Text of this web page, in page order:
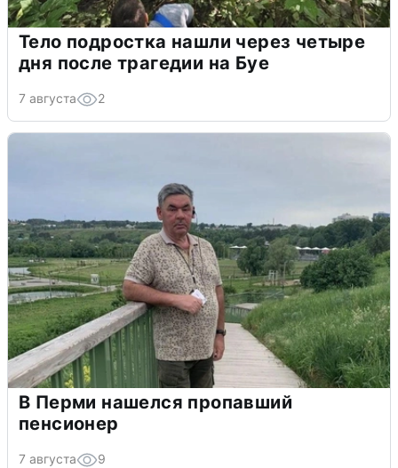
Тело подростка нашли через четыре
дня после трагедии на Буе
7 августа 2
В Перми нашелся пропавший
пенсионер
7 августа 9